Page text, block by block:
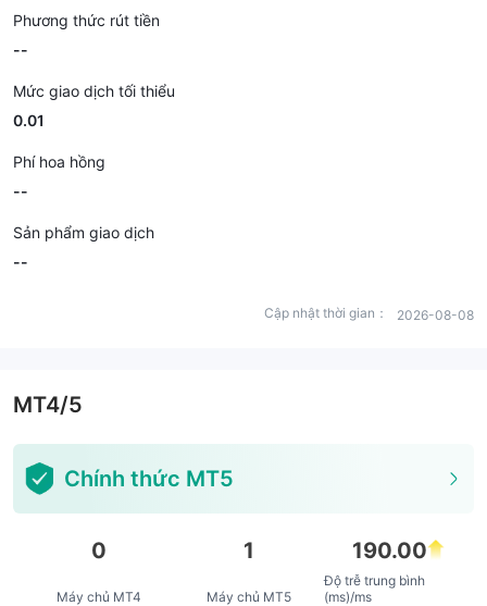
Phương thức rút tiền
--
Mức giao dịch tối thiểu
0.01
Phí hoa hồng
--
Sản phẩm giao dịch
--
Cập nhật thời gian： 2026-08-08
MT4/5
Chính thức MT5
0
Máy chủ MT4
1
Máy chủ MT5
190.00
Độ trễ trung bình
(ms)/ms